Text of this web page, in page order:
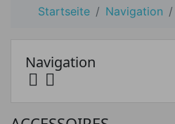
Startseite Navigation
Navigation
 